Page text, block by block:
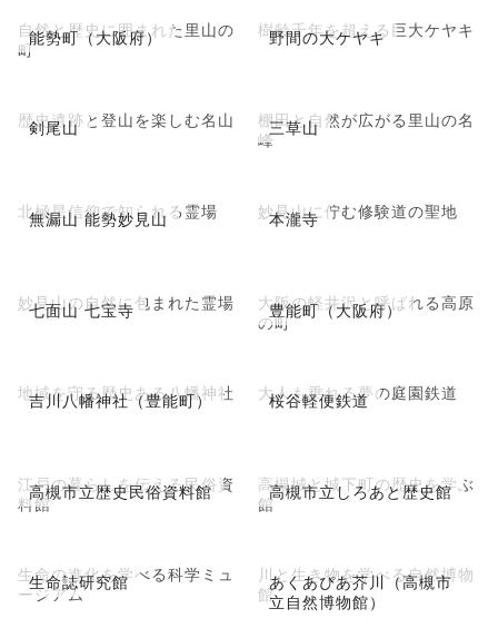
能勢町（大阪府）
自然と歴史に囲まれた里山の
町
野間の大ケヤキ
樹齢千年を超える巨大ケヤキ
剣尾山
歴史遺跡と登山を楽しむ名山 三草山
棚田と自然が広がる里山の名
峰
無漏山 能勢妙見山
北極星信仰で知られる霊場 本瀧寺
妙見山に佇む修験道の聖地
七面山 七宝寺
妙見山の自然に包まれた霊場 豊能町（大阪府）
大阪の軽井沢と呼ばれる高原
の町
吉川八幡神社（豊能町）
地域を守る歴史ある八幡神社 桜谷軽便鉄道
大人も乗れる夢の庭園鉄道
高槻市立歴史民俗資料館
江戸の暮らしを伝える民俗資
料館
高槻市立しろあと歴史館
高槻城と城下町の歴史を学ぶ
館
生命誌研究館
生命の進化を学べる科学ミュ
ージアム
あくあぴあ芥川（高槻市
立自然博物館）
川と生き物を学べる自然博物
館